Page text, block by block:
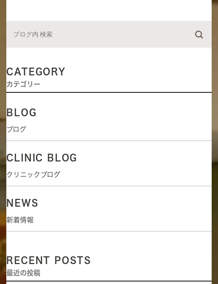
CATEGORY
カテゴリー
BLOG
ブログ
CLINIC BLOG
クリニックブログ
NEWS
新着情報
RECENT POSTS
最近の投稿